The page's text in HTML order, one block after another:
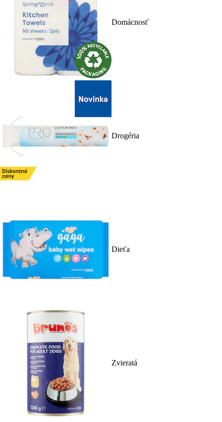
Domácnosť
Drogéria
Dieťa
Zvieratá